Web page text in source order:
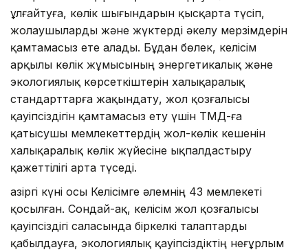
ұлғайтуға, көлік шығындарын қысқарта түсіп,
жолаушыларды және жүктерді әкелу мерзімдерін
қамтамасыз ете алады. Бұдан бөлек, келісім
арқылы көлік жұмысының энергетикалық және
экологиялық көрсеткіштерін халықаралық
стандарттарға жақындату, жол қозғалысы
қауіпсіздігін қамтамасыз ету үшін ТМД-ға
қатысушы мемлекеттердің жол-көлік кешенін
халықаралық көлік жүйесіне ықпалдастыру
қажеттілігі арта түседі.
Қазіргі күні осы Келісімге әлемнің 43 мемлекеті
қосылған. Сондай-ақ, келісім жол қозғалысы
қауіпсіздігі саласында біркелкі талаптарды
қабылдауға, экологиялық қауіпсіздіктің неғұрлым